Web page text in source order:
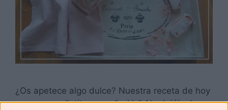
¿Os apetece algo dulce? Nuestra receta de hoy
son unas galletitas muy “cukis”. No dejéis de